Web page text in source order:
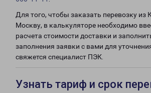
Для того, чтобы заказать перевозку из
Москву, в калькуляторе необходимо
расчета стоимости доставки и
заполнения заявки с вами для
свяжется специалист ПЭК.
Узнать тариф и срок